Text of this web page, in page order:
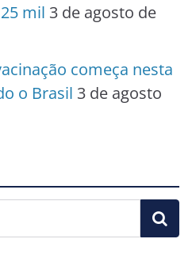
mil 3 de agosto de
começa nesta
o Brasil 3 de agosto